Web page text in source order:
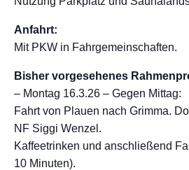
Anfahrt:
Mit PKW in Fahrgemeinschaften.
Bisher vorgesehenes
– Montag 16.3.26 – Gegen Mittag:
Fahrt von Plauen nach Grimma.
NF Siggi Wenzel.
Kaffeetrinken und anschließend
10 Minuten).